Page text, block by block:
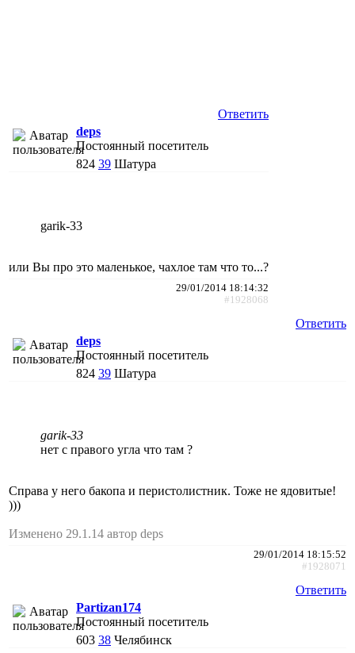
Ответить
deps
Постоянный посетитель
824 39 Шатура
garik-33
или Вы про это маленькое, чахлое там что то...?
29/01/2014 18:14:32
#1928068
Ответить
deps
Постоянный посетитель
824 39 Шатура
garik-33
нет с правого угла что там ?
Справа у него бакопа и перистолистник. Тоже не ядовитые!
)))
Изменено 29.1.14 автор deps
29/01/2014 18:15:52
#1928071
Ответить
Partizan174
Постоянный посетитель
603 38 Челябинск